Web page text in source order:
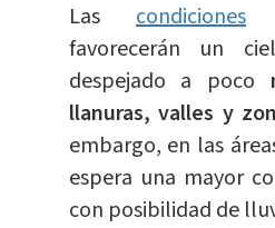
Las condiciones
favorecerán un
despejado a poco
llanuras, valles y
embargo, en las
espera una mayor
con posibilidad de